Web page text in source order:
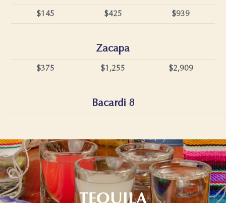
$145 $425 $939
Zacapa
$375 $1,255 $2,909
Bacardi 8
TEQUILA